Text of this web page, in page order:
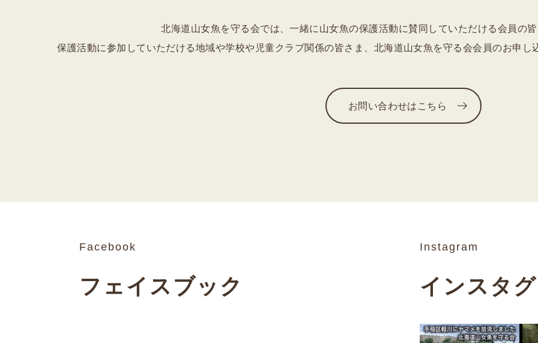
北海道山女魚を守る会では、一緒に山女魚の保護活動に賛同していただける会員の
保護活動に参加していただける地域や学校や児童クラブ関係の皆さま、北海道山女魚を守る会会員のお申
お問い合わせはこちら
Facebook
フェイスブック
Instagram
インスタ